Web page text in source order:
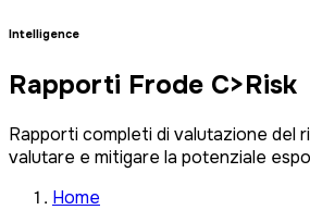
Intelligence
Rapporti Frode C>Risk
Rapporti completi di valutazione del
valutare e mitigare la potenziale
Home